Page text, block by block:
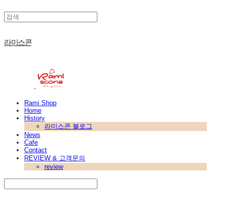
라미스콘
Rami Shop
Home
History
라미스콘 블로그
News
Cafe
Contact
REVIEW & 고객문의
review